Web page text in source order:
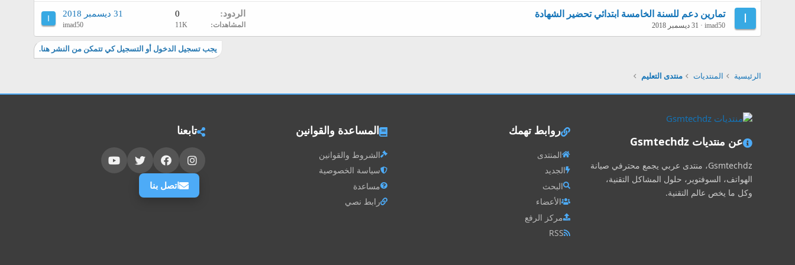
I تمارين دعم للسنة الخامسة ابتدائي تحضير الشهادة
imad50 31 ديسمبر 2018
الردود 0
المشاهدات 11K
31 ديسمبر 2018
imad50
I
يجب تسجيل الدخول أو التسجيل كي تتمكن من النشر هنا.
الرئيسية المنتديات منتدى التعليم
عن منتديات Gsmtechdz
Gsmtechdz، منتدى عربي يجمع محترفي صيانة
الهواتف، السوفتوير، حلول المشاكل التقنية،
وكل ما يخص عالم التقنية.
روابط تهمك
المنتدى
الجديد
البحث
الأعضاء
مركز الرفع
RSS
المساعدة والقوانين
الشروط والقوانين
سياسة الخصوصية
مساعدة
رابط نصي
تابعنا
اتصل بنا